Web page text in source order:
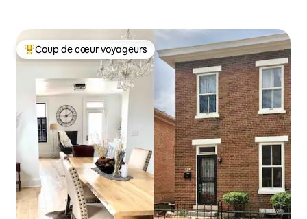
Coup de cœur voyageurs parmi les plus aimés
Coup de cœur voyageurs